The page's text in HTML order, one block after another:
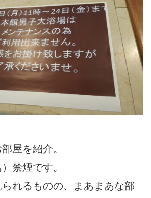
屋を紹介。
禁煙です。
れるものの、まあまあな部